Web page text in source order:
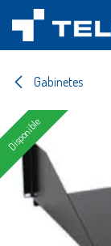
Ir al contenido
Gabinetes
Disponible